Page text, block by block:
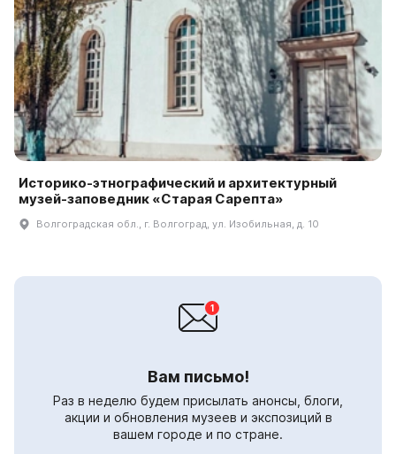
Историко-этнографический и архитектурный
музей-заповедник «Старая Сарепта»
Волгоградская обл., г. Волгоград, ул. Изобильная, д. 10
Вам письмо!
Раз в неделю будем присылать анонсы, блоги,
акции и обновления музеев и экспозиций в
вашем городе и по стране.